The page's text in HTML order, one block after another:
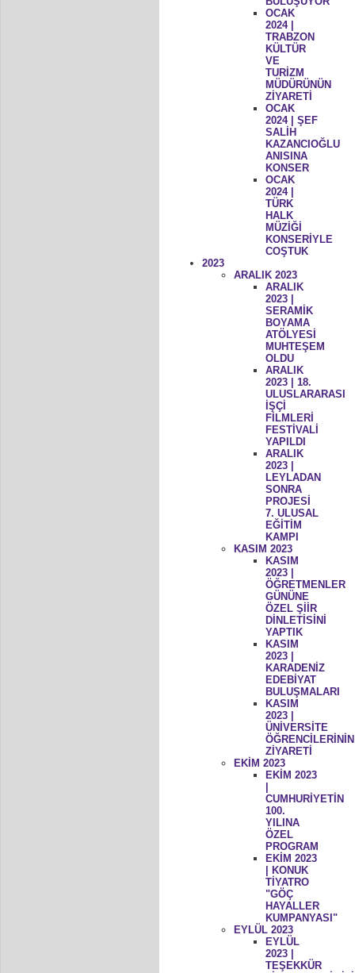
OCAK
2024 |
TRABZON
KÜLTÜR
VE
TURİZM
MÜDÜRÜNÜN
ZİYARETİ
OCAK
2024 | ŞEF
SALİH
KAZANCIOĞLU
ANISINA
KONSER
OCAK
2024 |
TÜRK
HALK
MÜZİĞİ
KONSERİYLE
COŞTUK
2023
ARALIK 2023
ARALIK
2023 |
SERAMİK
BOYAMA
ATÖLYESİ
MUHTEŞEM
OLDU
ARALIK
2023 | 18.
ULUSLARARASI
İŞÇİ
FİLMLERİ
FESTİVALİ
YAPILDI
ARALIK
2023 |
LEYLADAN
SONRA
PROJESİ
7. ULUSAL
EĞİTİM
KAMPI
KASIM 2023
KASIM
2023 |
ÖĞRETMENLER
GÜNÜNE
ÖZEL ŞİİR
DİNLETİSİNİ
YAPTIK
KASIM
2023 |
KARADENİZ
EDEBİYAT
BULUŞMALARI
KASIM
2023 |
ÜNİVERSİTE
ÖĞRENCİLERİNİN
ZİYARETİ
EKİM 2023
EKİM 2023
CUMHURİYETİN
100.
YILINA
ÖZEL
PROGRAM
EKİM 2023
| KONUK
TİYATRO
"GÖÇ
HAYALLER
KUMPANYASI"
EYLÜL 2023
EYLÜL
2023 |
TEŞEKKÜR